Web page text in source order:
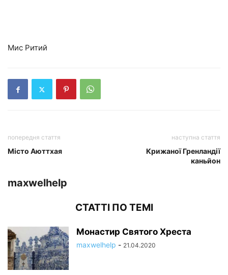
Мис Ритий
попередня стаття
Місто Аюттхая
наступна стаття
Крижаної Гренландії
каньйон
maxwelhelp
СТАТТІ ПО ТЕМІ
Монастир Святого Хреста
maxwelhelp - 21.04.2020